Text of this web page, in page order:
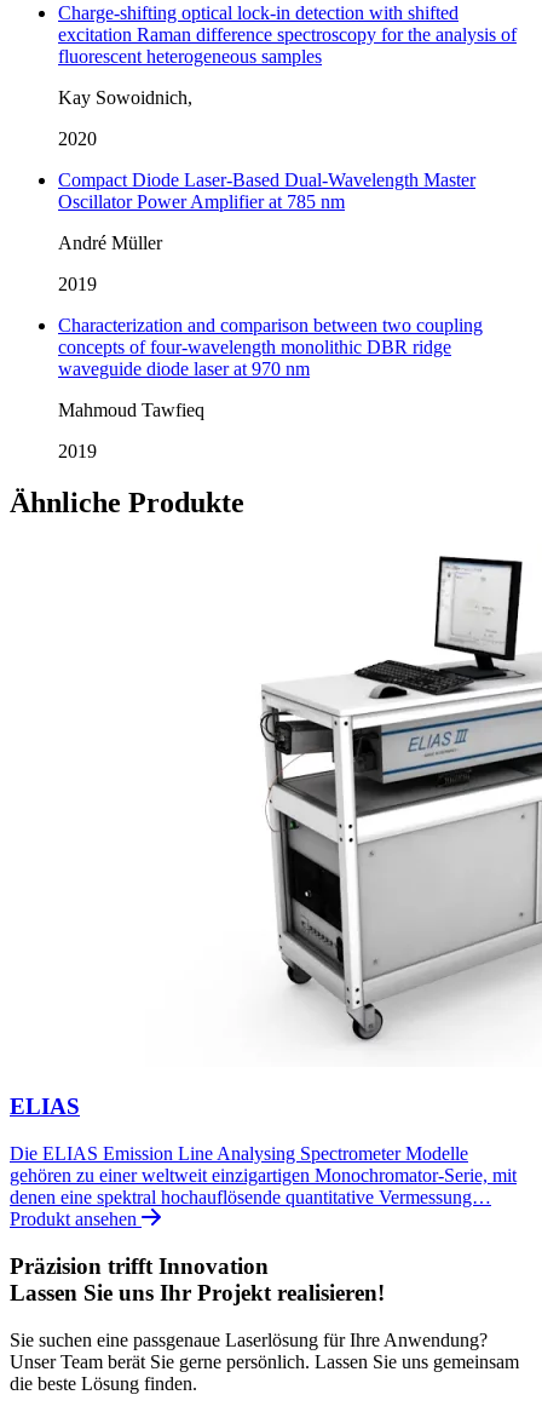
Charge-shifting optical lock-in detection with shifted
excitation Raman difference spectroscopy for the analysis of
fluorescent heterogeneous samples
Kay Sowoidnich,
2020
Compact Diode Laser-Based Dual-Wavelength Master
Oscillator Power Amplifier at 785 nm
André Müller
2019
Characterization and comparison between two coupling
concepts of four-wavelength monolithic DBR ridge
waveguide diode laser at 970 nm
Mahmoud Tawfieq
2019
Ähnliche Produkte
ELIAS
Die ELIAS Emission Line Analysing Spectrometer Modelle
gehören zu einer weltweit einzigartigen Monochromator-Serie, mit
denen eine spektral hochauflösende quantitative Vermessung…
Produkt ansehen
Präzision trifft Innovation
Lassen Sie uns Ihr Projekt realisieren!
Sie suchen eine passgenaue Laserlösung für Ihre Anwendung?
Unser Team berät Sie gerne persönlich. Lassen Sie uns gemeinsam
die beste Lösung finden.